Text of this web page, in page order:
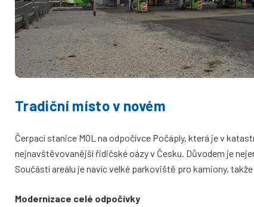
Tradiční místo v novém
Čerpací stanice MOL na odpočívce Počáply, která je v
nejnavštěvovanější řidičské oázy v Česku. Důvodem je
Součástí areálu je navíc velké parkoviště pro kamiony,
Modernizace celé odpočívky